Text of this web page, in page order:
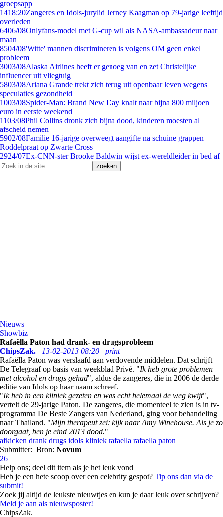
groepsapp
1418:20Zangeres en Idols-jurylid Jerney Kaagman op 79-jarige leeftijd
overleden
6406/08Onlyfans-model met G-cup wil als NASA-ambassadeur naar
maan
8504/08'Witte' mannen discrimineren is volgens OM geen enkel
probleem
3003/08Alaska Airlines heeft er genoeg van en zet Christelijke
influencer uit vliegtuig
5803/08Ariana Grande trekt zich terug uit openbaar leven wegens
speculaties gezondheid
1003/08Spider-Man: Brand New Day knalt naar bijna 800 miljoen
euro in eerste weekend
1103/08Phil Collins dronk zich bijna dood, kinderen moesten al
afscheid nemen
5902/08Familie 16-jarige overweegt aangifte na schuine grappen
Roddelpraat op Zwarte Cross
2924/07Ex-CNN-ster Brooke Baldwin wijst ex-wereldleider in bed af
Nieuws
Showbiz
Rafaëlla Paton had drank- en drugsprobleem
ChipsZak.
13-02-2013 08:20
print
Rafaëlla Paton was verslaafd aan verdovende middelen. Dat schrijft
De Telegraaf op basis van weekblad Privé. "Ik heb grote problemen
met alcohol en drugs gehad", aldus de zangeres, die in 2006 de derde
editie van Idols op haar naam schreef.
"Ik heb in een kliniek gezeten en was echt helemaal de weg kwijt",
vertelt de 29-jarige Paton. De zangeres, die momenteel te zien is in tv-
programma De Beste Zangers van Nederland, ging voor behandeling
naar Thailand. "Mijn therapeut zei: kijk naar Amy Winehouse. Als je zo
doorgaat, ben je eind 2013 dood."
afkicken drank drugs idols kliniek rafaella rafaella paton
Submitter: Bron: Novum
26
Help ons; deel dit item als je het leuk vond
Heb je een hete scoop over een celebrity gespot? Tip ons dan via de
submit!
Zoek jij altijd de leukste nieuwtjes en kun je daar leuk over schrijven?
Meld je aan als nieuwsposter!
ChipsZak.